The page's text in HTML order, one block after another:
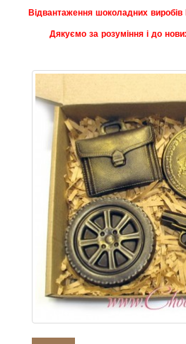
Відвантаження шоколадних виробів
Дякуємо за розуміння і до